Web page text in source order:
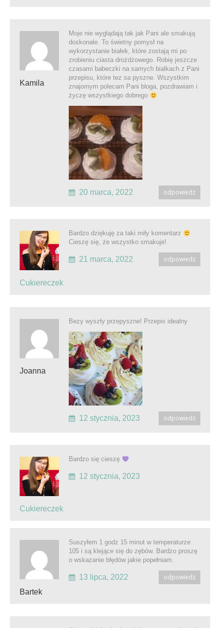
Kamila
Moje nie wyglądają tak jak Pani ale smakują
doskonale. To świetny pomysł na
wykorzystanie białek, które zostają mi po
zrobieniu ciasta drożdżowego. Robię jeszcze
czasami babeczki na samych bialkach z Pani
przepisu, które tez sa pyszne. Wszystkim
znajomym polecam Pani bloga, pozdrawiam i
życzę wszystkiego dobrego
odpowiedz
20 marca, 2022
Cukiereczek
Bardzo dziękuję za taki miły komentarz
Cieszę się, że wszystko smakuje!
odpowiedz
21 marca, 2022
Joanna
Bezy wyszły przepyszne! Przepis idealny
odpowiedz
12 stycznia, 2023
Cukiereczek
Bardzo się cieszę
12 stycznia, 2023
Bartek
Suszyłem 1 godz 15 minut w temperaturze
105 i są klejące się do zębów. Bardzo proszę
o wskazanie błędów jakie popełniam.
odpowiedz
13 lipca, 2022